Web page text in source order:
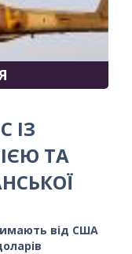
ІЗ
ТА
від США